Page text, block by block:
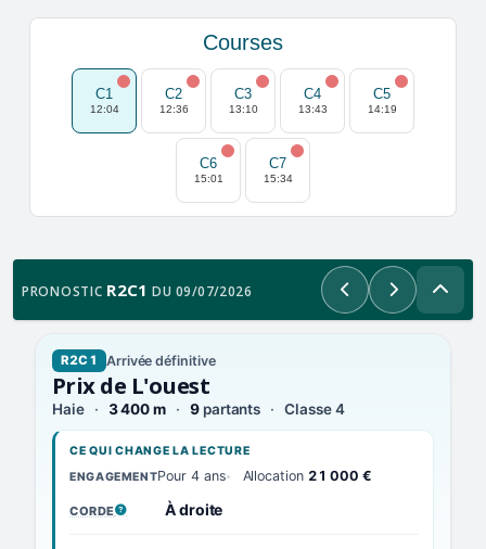
Courses
C1
12:04
C2
12:36
C3
13:10
C4
13:43
C5
14:19
C6
15:01
C7
15:34
PRONOSTIC R2C1 DU 09/07/2026 PrécédentSuivant
R2C1 Arrivée définitive
Prix de L'ouest
Haie 3 400 m 9partants Classe 4
CE QUI CHANGE LA LECTURE
ENGAGEMENTPour 4 ans Allocation 21 000 €
CORDE
, VOIR LA DÉFINITION
À droite